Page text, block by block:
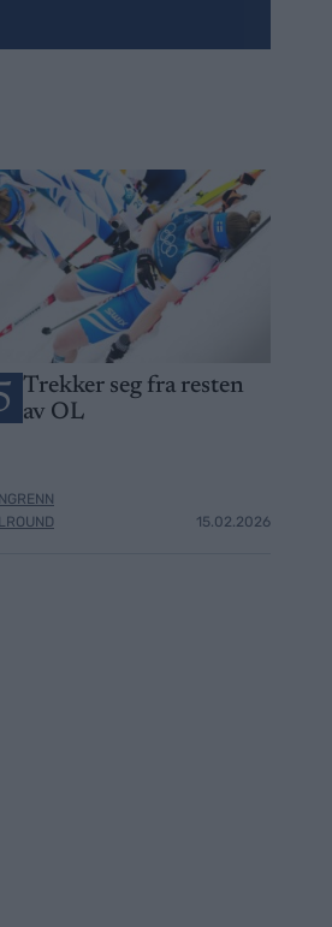
Trekker seg fra resten
av OL
15.02.2026